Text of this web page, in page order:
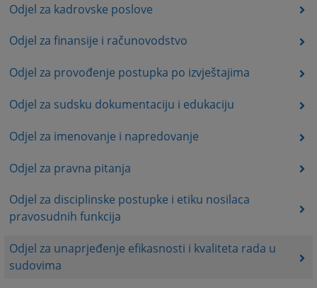
Odjel za kadrovske poslove
Odjel za finansije i računovodstvo
Odjel za provođenje postupka po izvještajima
Odjel za sudsku dokumentaciju i edukaciju
Odjel za imenovanje i napredovanje
Odjel za pravna pitanja
Odjel za disciplinske postupke i etiku nosilaca
pravosudnih funkcija
Odjel za unaprjeđenje efikasnosti i kvaliteta rada u
sudovima